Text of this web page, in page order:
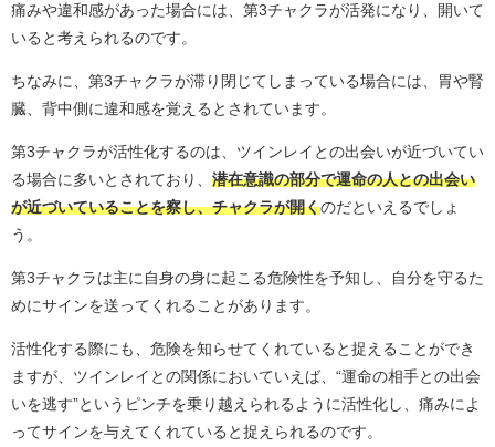
痛みや違和感があった場合には、第3チャクラが活発になり、開いて
いると考えられるのです。
ちなみに、第3チャクラが滞り閉じてしまっている場合には、胃や腎
臓、背中側に違和感を覚えるとされています。
第3チャクラが活性化するのは、ツインレイとの出会いが近づいてい
る場合に多いとされており、 潜在意識の部分で運命の人との出会い
が近づいていることを察し、チャクラが開くのだといえるでしょ
う。
第3チャクラは主に自身の身に起こる危険性を予知し、自分を守るた
めにサインを送ってくれることがあります。
活性化する際にも、危険を知らせてくれていると捉えることができ
ますが、ツインレイとの関係においていえば、“運命の相手との出会
いを逃す”というピンチを乗り越えられるように活性化し、痛みによ
ってサインを与えてくれていると捉えられるのです。